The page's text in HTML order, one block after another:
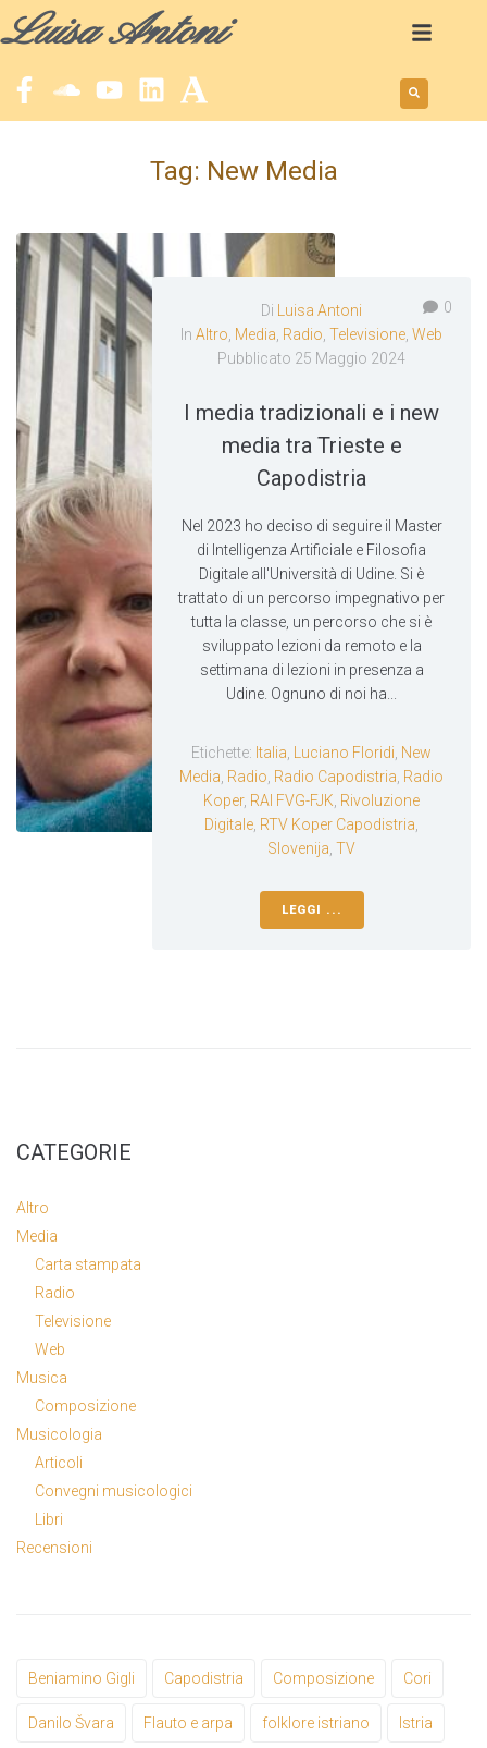
Luisa Antoni
Tag: New Media
0
Di
Luisa Antoni
InAltro Media Radio ,Televisione ,Web
Pubblicato 25 Maggio 2024
I media tradizionali e i new
media tra Trieste e
Capodistria
Nel 2023 ho deciso di seguire il Master
di Intelligenza Artificiale e Filosofia
Digitale all'Università di Udine. Si è
trattato di un percorso impegnativo per
tutta la classe, un percorso che si è
sviluppato lezioni da remoto e la
settimana di lezioni in presenza a
Udine. Ognuno di noi ha...
Etichette: Italia Luciano Floridi New
Media Radio Radio Capodistria Radio
Koper, RAI FVG-FJK Rivoluzione
Digitale RTV Koper Capodistria
Slovenija ,TV
LEGGI ...
CATEGORIE
Altro
Media
Carta stampata
Radio
Televisione
Web
Musica
Composizione
Musicologia
Articoli
Convegni musicologici
Libri
Recensioni
Beniamino Gigli Capodistria Composizione Cori
Danilo Švara Flauto e arpa folklore istriano Istria